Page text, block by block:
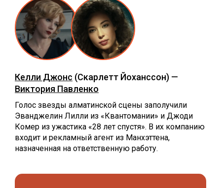
Келли Джонс (Скарлетт Йоханссон) —
Виктория Павленко
Голос звезды алматинской сцены заполучили
Эванджелин Лилли из «Квантомании» и Джоди
Комер из ужастика «28 лет спустя». В их компанию
входит и рекламный агент из Манхэттена,
назначенная на ответственную работу.